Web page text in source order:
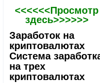
<<<<<<Просмотр
здесь>>>>>>
Заработок на
криптовалютах
Система
на трех
криптовалютах